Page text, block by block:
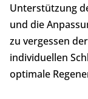
Unterstützung
und die
zu vergessen
individuellen
optimale